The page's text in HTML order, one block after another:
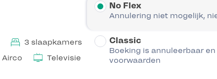
3 slaapkamers
Airco Televisie
No Flex
Annulering niet mogelijk,
Classic
Boeking is annuleerbaar
voorwaarden